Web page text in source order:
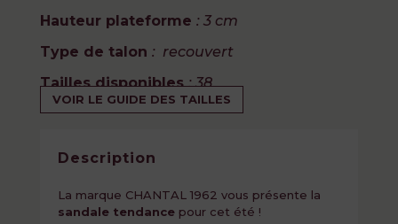
Hauteur plateforme : 3 cm
Type de talon : recouvert
Tailles disponibles: 38
VOIR LE GUIDE DES TAILLES
Description
La marque CHANTAL 1962 vous présente la
sandale tendancepour cet été !